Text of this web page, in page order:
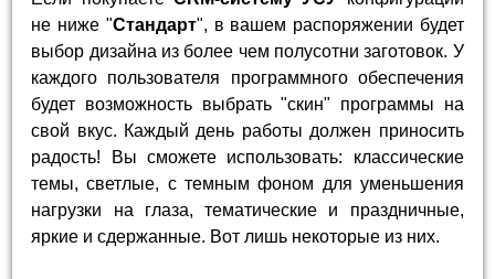
не ниже "Стандарт", в вашем распоряжении будет
выбор дизайна из более чем полусотни заготовок. У
каждого пользователя программного обеспечения
будет возможность выбрать "скин" программы на
свой вкус. Каждый день работы должен приносить
радость! Вы сможете использовать: классические
темы, светлые, с темным фоном для уменьшения
нагрузки на глаза, тематические и праздничные,
яркие и сдержанные. Вот лишь некоторые из них.